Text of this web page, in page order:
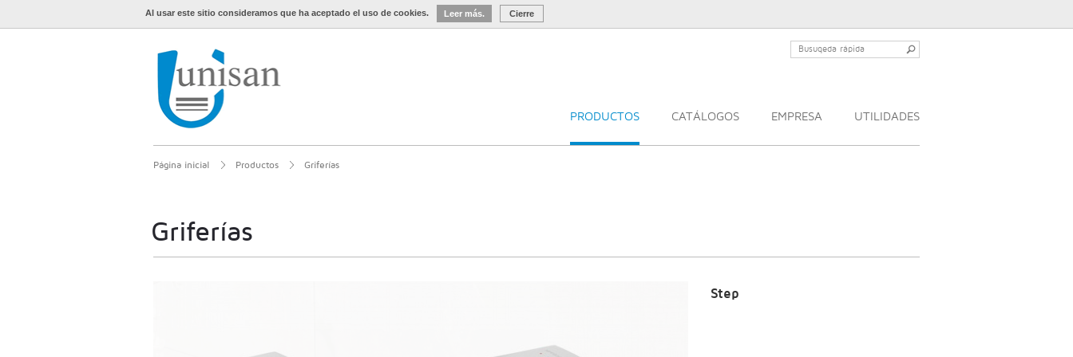
Al usar este sitio consideramos que ha aceptado el uso de cookies. Leer más. Cierre
PRODUCTOS CATÁLOGOS EMPRESA UTILIDADES
Página inicial Productos Griferías
Griferías
Step